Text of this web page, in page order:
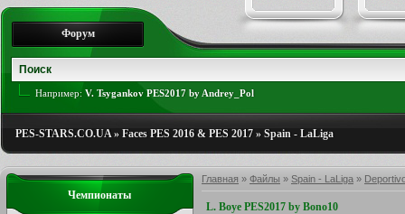
Форум
Например: V. Tsygankov PES2017 by Andrey_Pol
PES-STARS.CO.UA» Faces PES 2016 & PES 2017 » Spain - LaLiga
Главная » Файлы » Spain - LaLiga »
L. Boye PES2017 by Bono10
Чемпионаты